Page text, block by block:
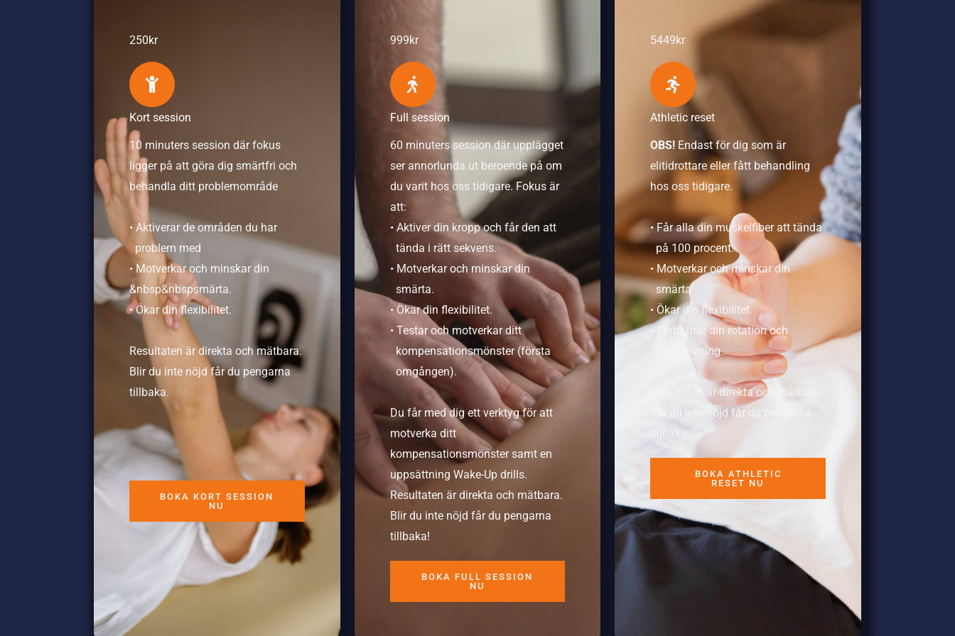
250kr
Kort session
10 minuters session där fokus
ligger på att göra dig smärtfri och
behandla ditt problemområde
• Aktiverar de områden du har
problem med
• Motverkar och minskar din
&nbsp&nbspsmärta.
• Ökar din flexibilitet.
Resultaten är direkta och mätbara.
Blir du inte nöjd får du pengarna
tillbaka.
BOKA KORT SESSION
NU
999kr
Full session
60 minuters session där upplägget
ser annorlunda ut beroende på om
du varit hos oss tidigare. Fokus är
att:
• Aktiver din kropp och får den att
tända i rätt sekvens.
• Motverkar och minskar din
smärta.
• Ökar din flexibilitet.
• Testar och motverkar ditt
kompensationsmönster (första
omgången).
Du får med dig ett verktyg för att
motverka ditt
kompensationsmönster samt en
uppsättning Wake-Up drills.
Resultaten är direkta och mätbara.
Blir du inte nöjd får du pengarna
tillbaka!
BOKA FULL SESSION
NU
5449kr
Athletic reset
OBS! Endast för dig som är
elitidrottare eller fått behandling
hos oss tidigare.
• Får alla din muskelfiber att tända
på 100 procent.
• Motverkar och minskar din
smärta
• Ökar din flexibilitet.
• Förbättrar din rotation och
framdrivning.
Resultaten är direkta och mätbara.
Blir du inte nöjd får du pengarna
tillbaka.
BOKA ATHLETIC
RESET NU